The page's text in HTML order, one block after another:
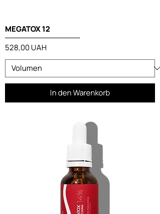
MEGATOX 12
Preis
528,00 UAH
In den Warenkorb